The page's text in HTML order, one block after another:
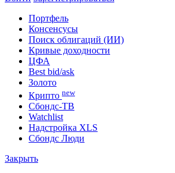
Портфель
Консенсусы
Поиск облигаций (ИИ)
Кривые доходности
ЦФА
Best bid/ask
Золото
Крипто new
Сбондс-ТВ
Watchlist
Надстройка XLS
Сбондс Люди
Закрыть